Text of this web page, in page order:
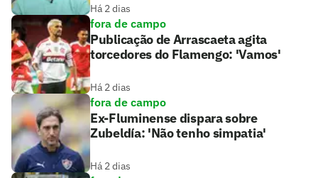
Há 2 dias
fora de campo
Publicação de Arrascaeta agita
torcedores do Flamengo: 'Vamos'
Há 2 dias
fora de campo
Ex-Fluminense dispara sobre
Zubeldía: 'Não tenho simpatia'
Há 2 dias